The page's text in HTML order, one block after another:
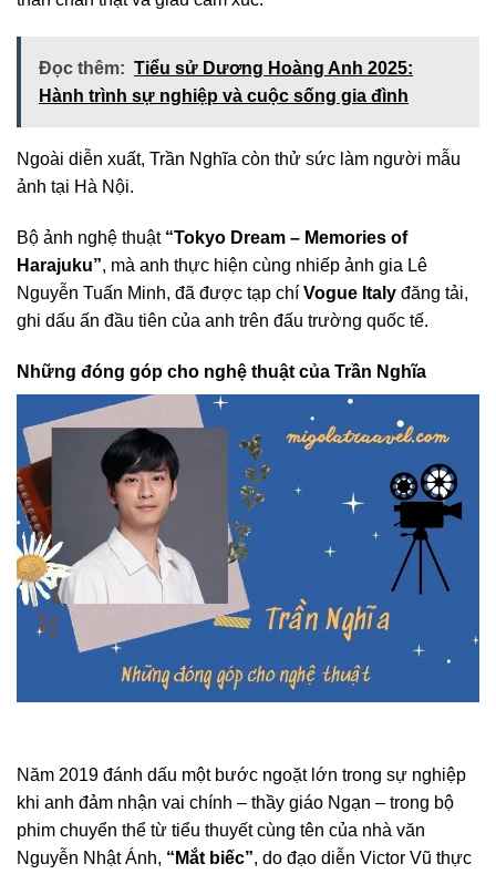
Đọc thêm: Tiểu sử Dương Hoàng Anh 2025:
Hành trình sự nghiệp và cuộc sống gia đình
Ngoài diễn xuất, Trần Nghĩa còn thử sức làm người mẫu
ảnh tại Hà Nội.
Bộ ảnh nghệ thuật “Tokyo Dream – Memories of
Harajuku”, mà anh thực hiện cùng nhiếp ảnh gia Lê
Nguyễn Tuấn Minh, đã được tạp chí Vogue Italy đăng tải,
ghi dấu ấn đầu tiên của anh trên đấu trường quốc tế.
Những đóng góp cho nghệ thuật của Trần Nghĩa
Năm 2019 đánh dấu một bước ngoặt lớn trong sự nghiệp
khi anh đảm nhận vai chính – thầy giáo Ngạn – trong bộ
phim chuyển thể từ tiểu thuyết cùng tên của nhà văn
Nguyễn Nhật Ánh, “Mắt biếc”, do đạo diễn Victor Vũ thực